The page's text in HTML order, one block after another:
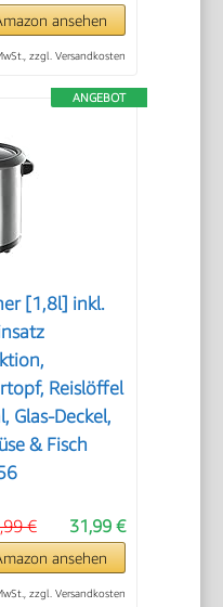
ansehen
zzgl. Versandkosten
ANGEBOT
[1,8l] inkl.
Reislöffel
Glas-Deckel,
& Fisch
31,99 €
€
ansehen
zzgl. Versandkosten